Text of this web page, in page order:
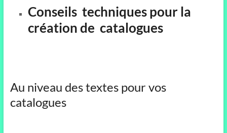
Conseils techniques pour la
création de catalogues
Au niveau des textes pour vos
catalogues